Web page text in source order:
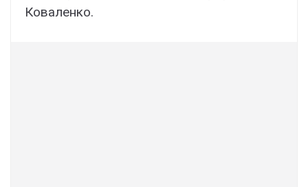
Коваленко.